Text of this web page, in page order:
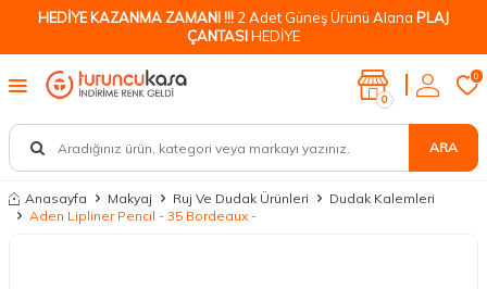
HEDİYE KAZANMA ZAMANI !!! 2 Adet Güneş Ürünü Alana PLAJ
ÇANTASIHEDİYE
ARA
0
0
Anasayfa Makyaj Ruj Ve Dudak Ürünleri
Dudak Kalemleri
Aden Lipliner Pencil - 35 Bordeaux -